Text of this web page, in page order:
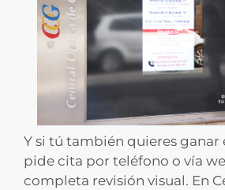
Y si tú también quieres ganar
pide cita por teléfono o vía
completa revisión visual. En